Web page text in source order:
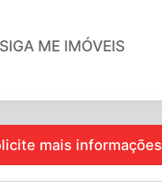
SIGA ME IMÓVEIS
mais informações